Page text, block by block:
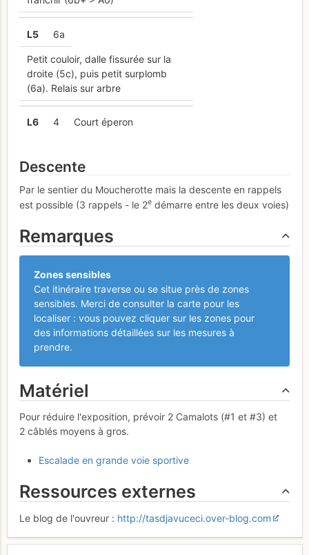
L5 6a
Petit couloir, dalle fissurée sur la
droite (5c), puis petit surplomb
(6a). Relais sur arbre
L6 4 Court éperon
Descente
Par le sentier du Moucherotte mais la descente en rappels
est possible (3 rappels - le 2e démarre entre les deux voies)
Remarques
Zones sensibles
Cet itinéraire traverse ou se situe près de zones
sensibles. Merci de consulter la carte pour les
localiser : vous pouvez cliquer sur les zones pour
des informations détaillées sur les mesures à
prendre.
Matériel
Pour réduire l'exposition, prévoir 2 Camalots (#1 et #3) et
2 câblés moyens à gros.
Escalade en grande voie sportive
Ressources externes
Le blog de l'ouvreur : http://tasdjavuceci.over-blog.com